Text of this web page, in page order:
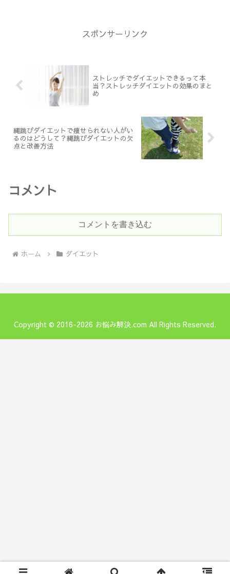
スポンサーリンク
ストレッチでダイエットできるって本
当？ストレッチダイエットの効果のまと
め
縄跳びダイエットで痩せられない人がい
るのはどうして？縄跳びダイエットの欠
点と改善方法
コメント
コメントを書き込む
ホーム ダイエット
Copyright © 2016-2026 お悩み解決.com All Rights Reserved.